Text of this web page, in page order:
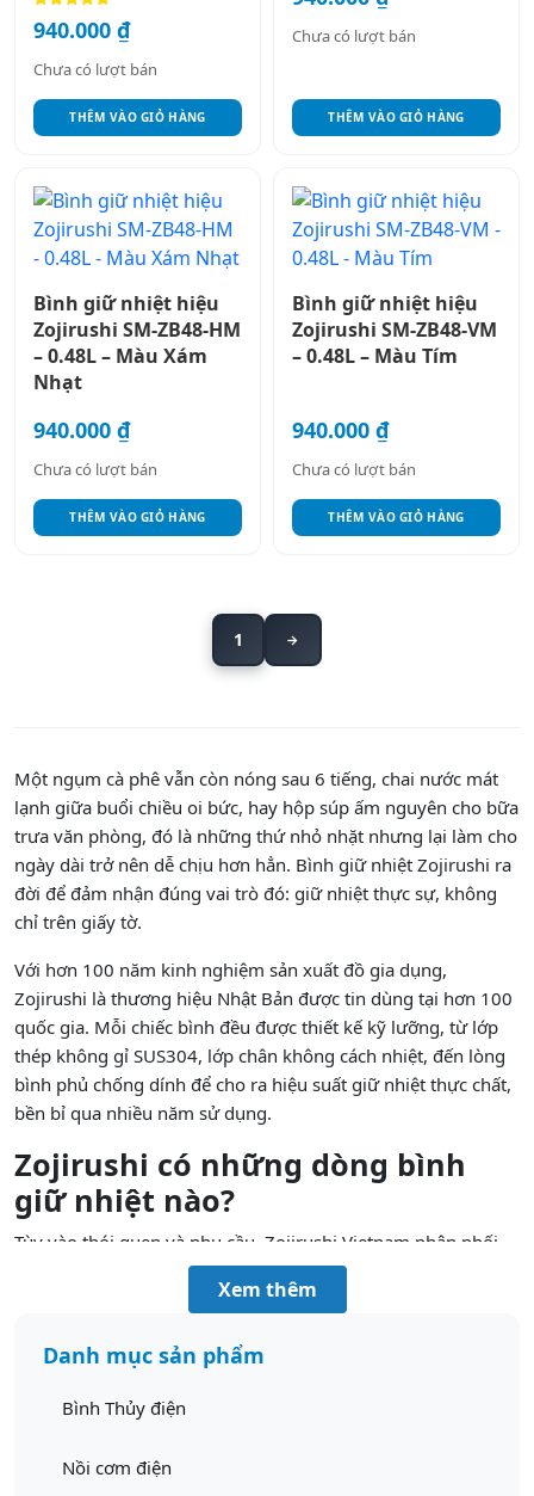
Danh mục sản phẩm
Bình Thủy điện
Nồi cơm điện
hạng
5 sao
940.000 ₫
Chưa có lượt bán
THÊM VÀO GIỎ HÀNG
Chưa có lượt bán
THÊM VÀO GIỎ HÀNG
Bình giữ nhiệt hiệu
Zojirushi SM-ZB48-HM
– 0.48L – Màu Xám
Nhạt
940.000 ₫
Chưa có lượt bán
THÊM VÀO GIỎ HÀNG
Bình giữ nhiệt hiệu
Zojirushi SM-ZB48-VM
– 0.48L – Màu Tím
940.000 ₫
Chưa có lượt bán
THÊM VÀO GIỎ HÀNG
1 →
Một ngụm cà phê vẫn còn nóng sau 6 tiếng, chai nước mát
lạnh giữa buổi chiều oi bức, hay hộp súp ấm nguyên cho bữa
trưa văn phòng, đó là những thứ nhỏ nhặt nhưng lại làm cho
ngày dài trở nên dễ chịu hơn hẳn. Bình giữ nhiệt Zojirushi ra
đời để đảm nhận đúng vai trò đó: giữ nhiệt thực sự, không
chỉ trên giấy tờ.
Với hơn 100 năm kinh nghiệm sản xuất đồ gia dụng,
Zojirushi là thương hiệu Nhật Bản được tin dùng tại hơn 100
quốc gia. Mỗi chiếc bình đều được thiết kế kỹ lưỡng, từ lớp
thép không gỉ SUS304, lớp chân không cách nhiệt, đến lòng
bình phủ chống dính để cho ra hiệu suất giữ nhiệt thực chất,
bền bỉ qua nhiều năm sử dụng.
Zojirushi có những dòng bình
giữ nhiệt nào?
Tùy vào thói quen và nhu cầu, Zojirushi Vietnam phân phối
các dòng bình giữ nhiệt sau:
Bình giữ nhiệt nắp xoay (dòng SM-AGE, SM-GA, SM-ZB,
SM-JTE):Thiết kế ống thon, dễ cầm, phù hợp mang theo ba lô
hoặc túi xách. Dung tích từ 0,46 L đến 0,6 L. Lòng bình phủ
chống dính, chống trào khi di chuyển, lý tưởng cho người đi
Xem thêm